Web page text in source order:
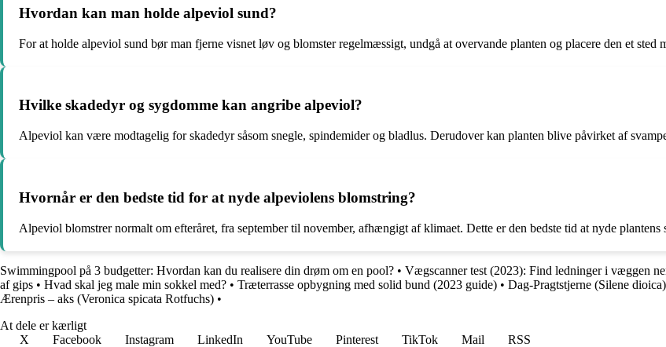
Hvordan kan man holde alpeviol sund?
For at holde alpeviol sund bør man fjerne visnet løv og blomster regelmæssigt, undgå at overvande planten og placere den et
Hvilke skadedyr og sygdomme kan angribe alpeviol?
Alpeviol kan være modtagelig for skadedyr såsom snegle, spindemider og bladlus. Derudover kan planten blive påvirket af
Hvornår er den bedste tid for at nyde alpeviolens blomstring?
Alpeviol blomstrer normalt om efteråret, fra september til november, afhængigt af klimaet. Dette er den bedste tid at nyde
Swimmingpool på 3 budgetter: Hvordan kan du realisere din drøm om en pool? • Vægscanner test (2023): Find ledninger i væggen
af gips • Hvad skal jeg male min sokkel med? • Træterrasse opbygning med solid bund (2023 guide) • Dag-Pragtstjerne (Silene dioica)
Ærenpris – aks (Veronica spicata Rotfuchs) •
At dele er kærligt
X
Facebook Instagram LinkedIn YouTube Pinterest TikTok Mail
RSS